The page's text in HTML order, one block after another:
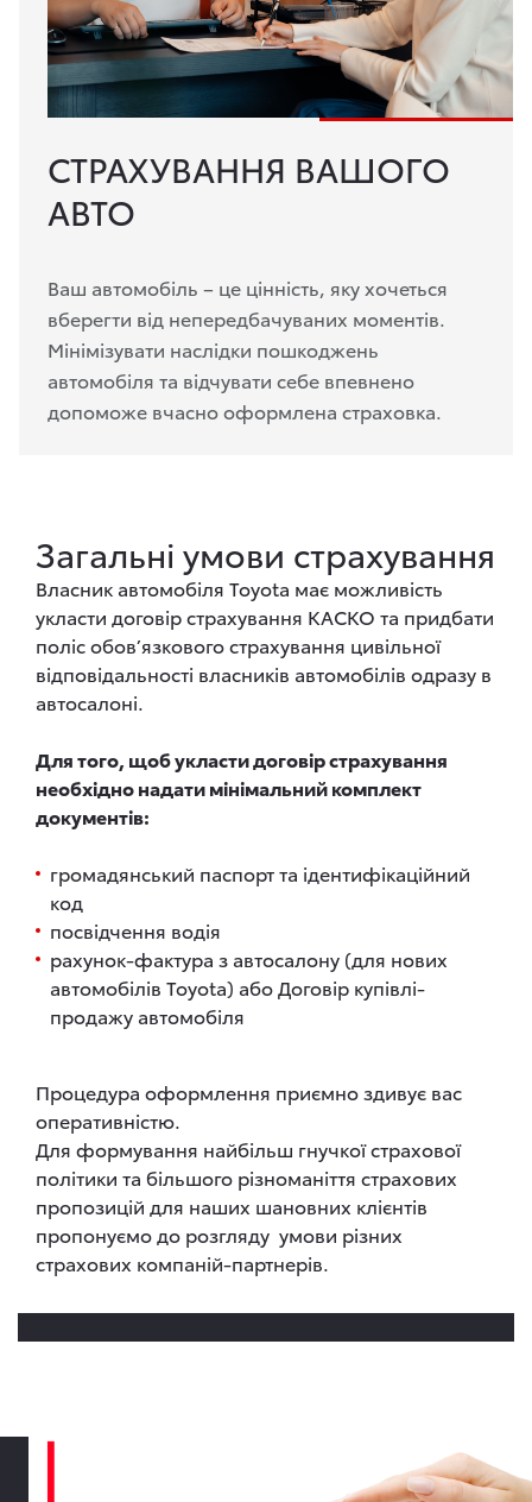
СТРАХУВАННЯ ВАШОГО
АВТО
Ваш автомобіль – це цінність, яку хочеться
вберегти від непередбачуваних моментів.
Мінімізувати наслідки пошкоджень
автомобіля та відчувати себе впевнено
допоможе вчасно оформлена страховка.
Загальні умови страхування
Власник автомобіля Toyota має можливість
укласти договір страхування КАСКО та придбати
поліс обов’язкового страхування цивільної
відповідальності власників автомобілів одразу в
автосалоні.
Для того, щоб укласти договір страхування
необхідно надати мінімальний комплект
документів:
громадянський паспорт та ідентифікаційний
код
посвідчення водія
рахунок-фактура з автосалону (для нових
автомобілів Toyota) або Договір купівлі-
продажу автомобіля
Процедура оформлення приємно здивує вас
оперативністю.
Для формування найбільш гнучкої страхової
політики та більшого різноманіття страхових
пропозицій для наших шановних клієнтів
пропонуємо до розгляду умови різних
страхових компаній-партнерів.